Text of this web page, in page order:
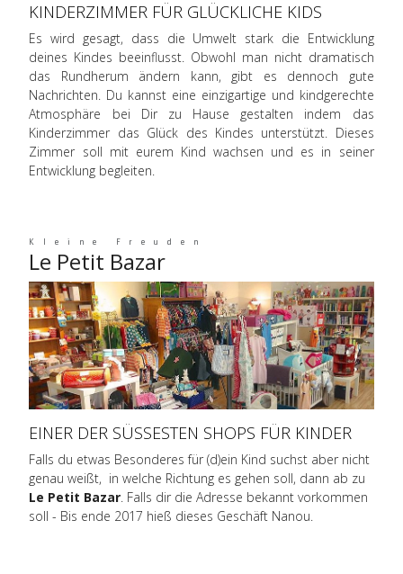
KINDERZIMMER FÜR GLÜCKLICHE KIDS
Es wird gesagt, dass die Umwelt stark die Entwicklung
deines Kindes beeinflusst. Obwohl man nicht dramatisch
das Rundherum ändern kann, gibt es dennoch gute
Nachrichten. Du kannst eine einzigartige und kindgerechte
Atmosphäre bei Dir zu Hause gestalten indem das
Kinderzimmer das Glück des Kindes unterstützt. Dieses
Zimmer soll mit eurem Kind wachsen und es in seiner
Entwicklung begleiten.
Kleine Freuden
Le Petit Bazar
EINER DER SÜSSESTEN SHOPS FÜR KINDER
Falls du etwas Besonderes für (d)ein Kind suchst aber nicht
genau weißt, in welche Richtung es gehen soll, dann ab zu
Le Petit Bazar. Falls dir die Adresse bekannt vorkommen
soll - Bis ende 2017 hieß dieses Geschäft Nanou.